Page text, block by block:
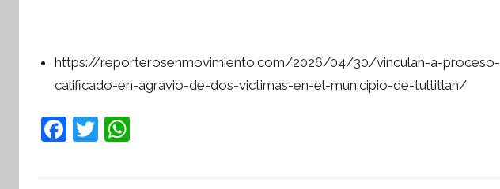
https://reporterosenmovimiento.com/2026/04/30/vinculan-a-
calificado-en-agravio-de-dos-victimas-en-el-municipio-de-tultitlan/
F
T